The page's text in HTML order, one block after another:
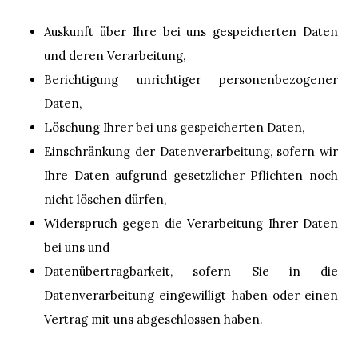
Auskunft über Ihre bei uns gespeicherten Daten
und deren Verarbeitung,
Berichtigung unrichtiger personenbezogener
Daten,
Löschung Ihrer bei uns gespeicherten Daten,
Einschränkung der Datenverarbeitung, sofern wir
Ihre Daten aufgrund gesetzlicher Pflichten noch
nicht löschen dürfen,
Widerspruch gegen die Verarbeitung Ihrer Daten
bei uns und
Datenübertragbarkeit, sofern Sie in die
Datenverarbeitung eingewilligt haben oder einen
Vertrag mit uns abgeschlossen haben.